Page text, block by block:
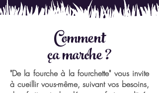
Comment
ça marche ?
"De la fourche à la fourchette" vous invite
à cueillir vous-même, suivant vos besoins,